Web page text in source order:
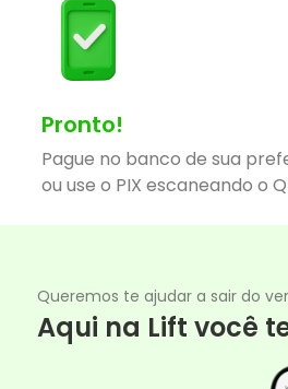
Pronto!
Pague no banco de sua
ou use o PIX escaneando o
Queremos te ajudar a sair do
Aqui na Lift você